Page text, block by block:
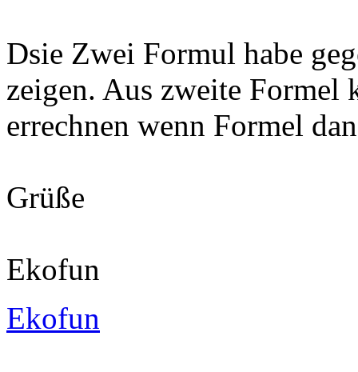
Dsie Zwei Formul habe
zeigen. Aus zweite Formel
errechnen wenn Formel
Grüße
Ekofun
Ekofun